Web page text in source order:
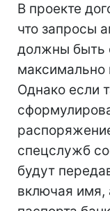
В проекте
что запросы
должны быть
максимально
Однако если
спецслужб
будут
включая имя,